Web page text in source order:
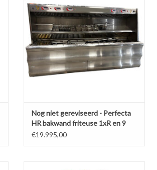
TOEVOEGEN AAN WINKELWAGEN
Nog niet gereviseerd - Perfecta
HR bakwand friteuse 1xR en 9
manden
€19.995,00